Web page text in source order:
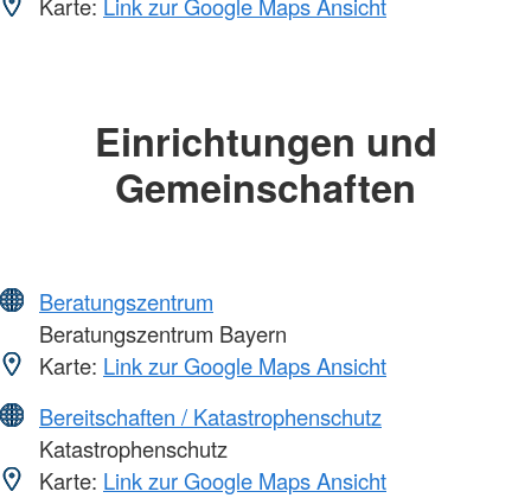
Einrichtungen und
Gemeinschaften
Beratungszentrum
Beratungszentrum Bayern
Karte: Link zur Google Maps Ansicht
Bereitschaften / Katastrophenschutz
Katastrophenschutz
Karte: Link zur Google Maps Ansicht